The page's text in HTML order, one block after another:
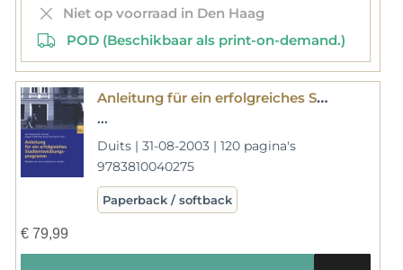
Niet op voorraad in Den Haag
POD (Beschikbaar als print-on-demand.)
Anleitung für ein erfolgreiches Stadtentwicklungsprogramm
...
Duits | 31-08-2003 | 120 pagina's
9783810040275
Paperback / softback
€79,99